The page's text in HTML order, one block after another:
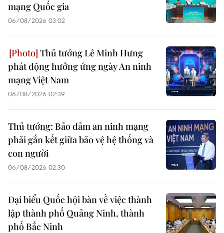
mạng Quốc gia
06/08/2026 03:02
Thủ tướng Lê Minh Hưng
phát động hưởng ứng ngày An ninh
mạng Việt Nam
06/08/2026 02:39
Thủ tướng: Bảo đảm an ninh mạng
phải gắn kết giữa bảo vệ hệ thống và
con người
06/08/2026 02:30
Đại biểu Quốc hội bàn về việc thành
lập thành phố Quảng Ninh, thành
phố Bắc Ninh